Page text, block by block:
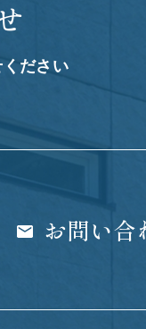
ださい
お問い合